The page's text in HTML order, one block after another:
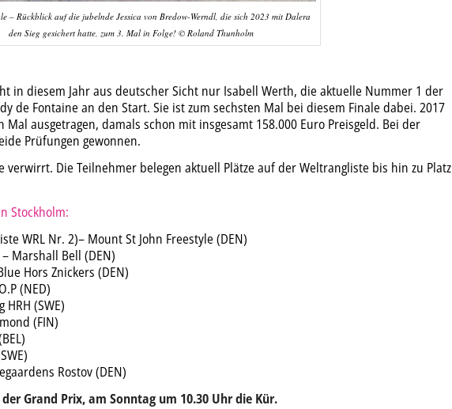
– Rückblick auf die jubelnde Jessica von Bredow-Werndl, die sich 2023 mit Dalera
den Sieg gesichert hatte, zum 3. Mal in Folge! © Roland Thunholm
in diesem Jahr aus deutscher Sicht nur Isabell Werth, die aktuelle Nummer 1 der
de Fontaine an den Start. Sie ist zum sechsten Mal bei diesem Finale dabei. 2017
Mal ausgetragen, damals schon mit insgesamt 158.000 Euro Preisgeld. Bei der
Prüfungen gewonnen.
verwirrt. Die Teilnehmer belegen aktuell Plätze auf der Weltrangliste bis hin zu Platz
Stockholm:
WRL Nr. 2)– Mount St John Freestyle (DEN)
Marshall Bell (DEN)
Hors Znickers (DEN)
(NED)
(SWE)
(FIN)
Rostov (DEN)
Grand Prix, am Sonntag um 10.30 Uhr die Kür.